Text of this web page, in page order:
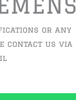
or any
contact us via